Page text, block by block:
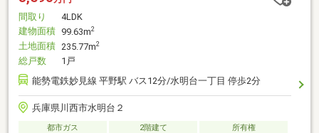
間取り
4LDK
建物面積 99.63m2
土地面積 235.77m2
総戸数
1戸
能勢電鉄妙見線 平野駅 バス12分/水明台一丁目 停歩2分
兵庫県川西市水明台２
都市ガス 2階建て
所有権